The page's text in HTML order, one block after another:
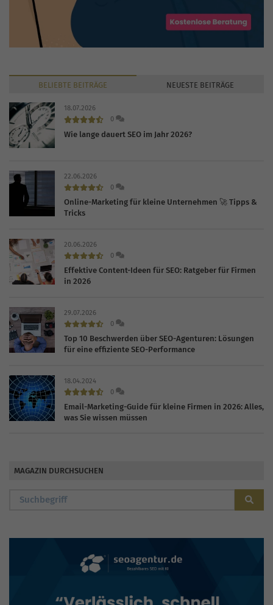
BELIEBTE BEITRÄGE NEUESTE BEITRÄGE
18.07.2026
0
Wie lange dauert SEO im Jahr 2026?
22.06.2026
0
Online-Marketing für kleine Unternehmen 🚀 Tipps &
Tricks
20.06.2026
0
Effektive Content-Ideen für SEO: Ratgeber für Firmen
in 2026
29.07.2026
0
Top 10 Beschwerden über SEO-Agenturen: Lösungen
für eine effiziente SEO-Performance
18.04.2024
0
Email-Marketing-Guide für kleine Firmen in 2026: Alles,
was Sie wissen müssen
MAGAZIN DURCHSUCHEN